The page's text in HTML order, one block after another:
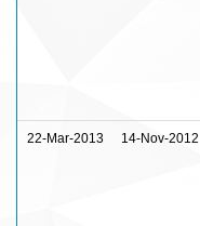
22-Mar-2013 14-Nov-2012